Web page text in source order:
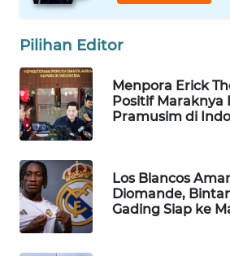
Pilihan Editor
Menpora Erick
Positif Maraknya
Pramusim di
Los Blancos
Diomande,
Gading Siap ke
LISTRIK
WAHANA
TRAVEL
WAHANA
TV
WAHANANEWS
ID